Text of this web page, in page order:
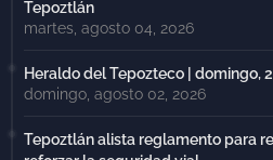
Tepoztlán
martes, agosto 04, 2026
Heraldo del Tepozteco | domingo,
domingo, agosto 02, 2026
Tepoztlán alista reglamento para